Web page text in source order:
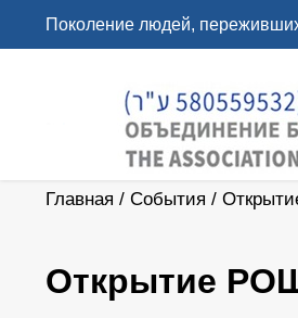
Поколение людей,
Главная / События /
Открытие